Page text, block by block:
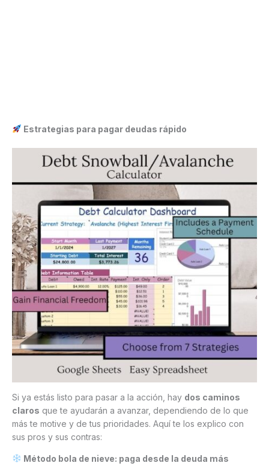
Estrategias para pagar deudas rápido
Si ya estás listo para pasar a la acción, hay dos caminos
claros que te ayudarán a avanzar, dependiendo de lo que
más te motive y de tus prioridades. Aquí te los explico con
sus pros y sus contras:
Método bola de nieve: paga desde la deuda más